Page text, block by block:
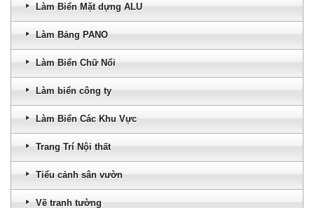
Làm Biển Mặt dựng ALU
Làm Bảng PANO
Làm Biển Chữ Nổi
Làm biển công ty
Làm Biển Các Khu Vực
Trang Trí Nội thất
Tiểu cảnh sân vườn
Vẽ tranh tường